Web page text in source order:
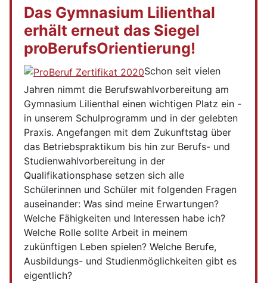
Das Gymnasium Lilienthal
erhält erneut das Siegel
proBerufsOrientierung!
Schon seit vielen
Jahren nimmt die Berufswahlvorbereitung am
Gymnasium Lilienthal einen wichtigen Platz ein -
in unserem Schulprogramm und in der gelebten
Praxis. Angefangen mit dem Zukunftstag über
das Betriebspraktikum bis hin zur Berufs- und
Studienwahlvorbereitung in der
Qualifikationsphase setzen sich alle
Schülerinnen und Schüler mit folgenden Fragen
auseinander: Was sind meine Erwartungen?
Welche Fähigkeiten und Interessen habe ich?
Welche Rolle sollte Arbeit in meinem
zukünftigen Leben spielen? Welche Berufe,
Ausbildungs- und Studienmöglichkeiten gibt es
eigentlich?